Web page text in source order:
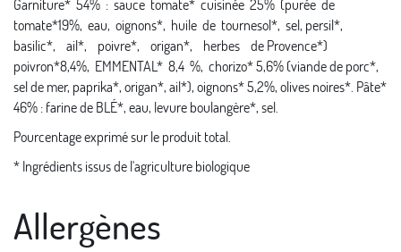
tomate*19%, eau, oignons*, huile de tournesol*, sel, persil*,
basilic*, ail*, poivre*, origan*, herbes de Provence*)
poivron*8,4%, EMMENTAL* 8,4 %, chorizo* 5,6% (viande de porc*,
sel de mer, paprika*, origan*, ail*), oignons* 5,2%, olives noires*. Pâte*
46% : farine de BLÉ*, eau, levure boulangère*, sel.
Pourcentage exprimé sur le produit total.
* Ingrédients issus de l'agriculture biologique
Allergènes